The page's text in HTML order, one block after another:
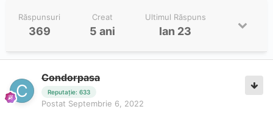
Răspunsuri
369
Creat
5 ani
Ultimul Răspuns
Ian 23
Condorpasa
Reputație: 633
Postat Septembrie 6, 2022